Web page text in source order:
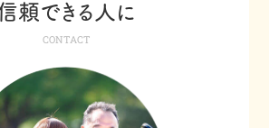
頼できる人に
CONTACT